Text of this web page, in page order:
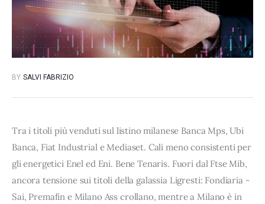
BY SALVI FABRIZIO
Tra i titoli più venduti sul listino milanese Banca Mps, Ubi
Banca, Fiat Industrial e Mediaset. Cali meno consistenti per
gli energetici Enel ed Eni. Bene Tenaris. Fuori dal Ftse Mib,
ancora tensione sui titoli della galassia Ligresti: Fondiaria -
Sai, Premafin e Milano Ass crollano, mentre a Milano è in